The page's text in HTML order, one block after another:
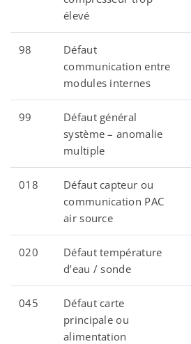
élevé
98
Défaut
communication entre
modules internes
99
Défaut général
système – anomalie
multiple
018
Défaut capteur ou
communication PAC
air source
020
Défaut température
d’eau / sonde
045
Défaut carte
principale ou
alimentation